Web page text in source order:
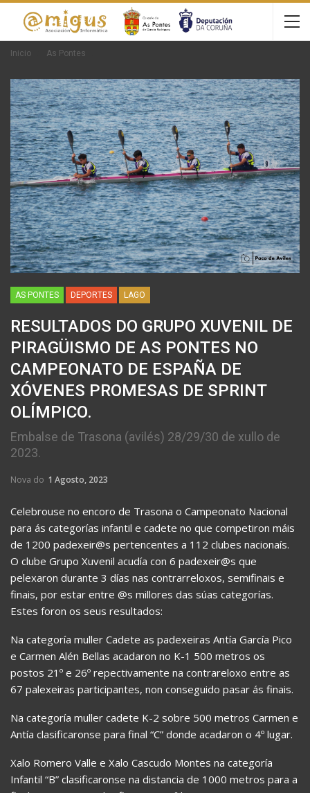
Inicio As Pontes
AS PONTES DEPORTES LAGO
RESULTADOS DO GRUPO XUVENIL DE
PIRAGÜISMO DE AS PONTES NO
CAMPEONATO DE ESPAÑA DE
XÓVENES PROMESAS DE SPRINT
OLÍMPICO.
Embalse de Trasona (avilés) 28/29/30 de xullo de
2023.
Nova do 1 Agosto, 2023
Celebrouse no encoro de Trasona o Campeonato Nacional
para ás categorías infantil e cadete no que competiron máis
de 1200 padexeir@s pertencentes a 112 clubes nacionaís.
O clube Grupo Xuvenil acudía con 6 padexeir@s que
pelexaron durante 3 días nas contrarreloxos, semifinais e
finais, por estar entre @s millores das súas categorías.
Estes foron os seus resultados:
Na categoría muller Cadete as padexeiras Antía García Pico
e Carmen Alén Bellas acadaron no K-1 500 metros os
postos 21º e 26º repectivamente na contrareloxo entre as
67 palexeiras participantes, non conseguido pasar ás finais.
Na categoría muller cadete K-2 sobre 500 metros Carmen e
Antía clasificaronse para final “C” donde acadaron o 4º lugar.
Xalo Romero Valle e Xalo Cascudo Montes na categoría
Infantil “B” clasificaronse na distancia de 1000 metros para a